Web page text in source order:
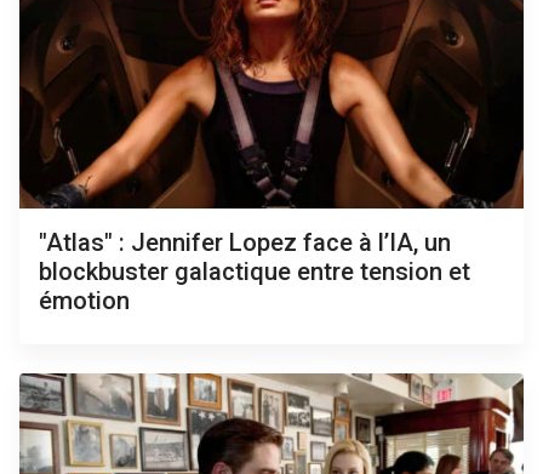
"Atlas" : Jennifer Lopez face à l’IA, un
blockbuster galactique entre tension et
émotion